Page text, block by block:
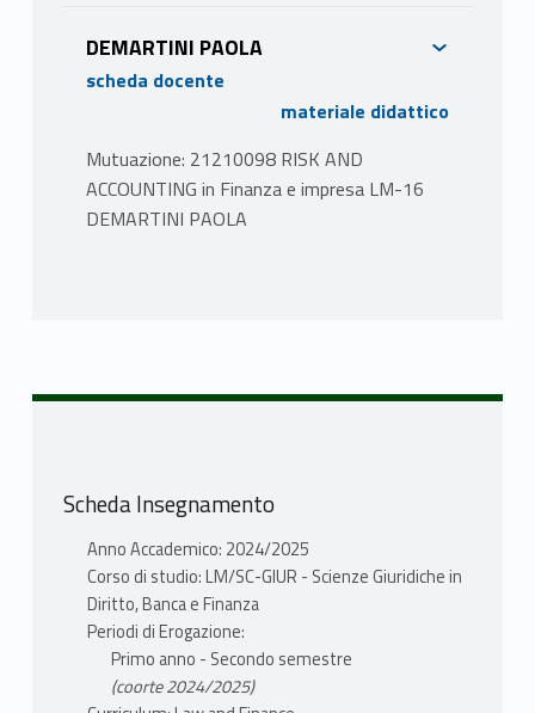
DEMARTINI PAOLA
scheda docente
materiale didattico
Mutuazione: 21210098 RISK AND
ACCOUNTING in Finanza e impresa LM-16
DEMARTINI PAOLA
Governance and Risk Disclosure
DEFINIZIONE E CATEGORIE DI RISCHIO,
GOVERNANCE & RISK, RISK MANAGEMENT
Risk definition,
Governance & risk: the new code of
Governance
Scheda Insegnamento
Anno Accademico: 2024/2025
Corso di studio: LM/SC-GIUR - Scienze Giuridiche in
Diritto, Banca e Finanza
Periodi di Erogazione:
Primo anno - Secondo semestre
(coorte 2024/2025)